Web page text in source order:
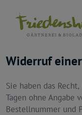
Widerruf
Sie haben das
Tagen ohne Angabe
Bestellnummer und